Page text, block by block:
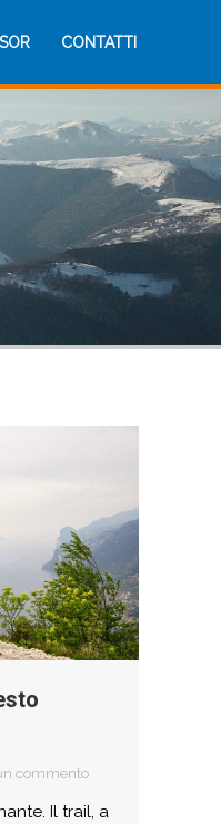
CONTATTI
commento
Il trail, a